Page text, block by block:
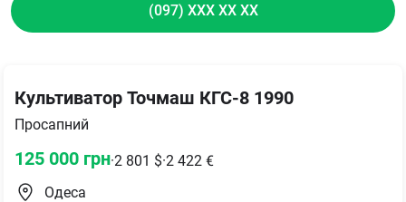
Культиватор Точмаш КГС-8 1990
Просапний
125 000 грн·2 801 $·2 422 €
Одеса
(097) XXX XX XX